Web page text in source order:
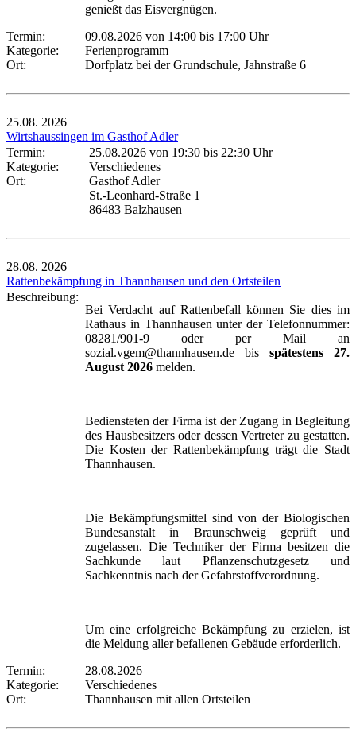
genießt das Eisvergnügen.
Termin:
09.08.2026 von 14:00 bis 17:00 Uhr
Kategorie:
Ferienprogramm
Ort:
Dorfplatz bei der Grundschule, Jahnstraße 6
25.08. 2026
Wirtshaussingen im Gasthof Adler
Termin:
25.08.2026 von 19:30 bis 22:30 Uhr
Kategorie:
Verschiedenes
Ort:
Gasthof Adler
St.-Leonhard-Straße 1
86483 Balzhausen
28.08. 2026
Rattenbekämpfung in Thannhausen und den Ortsteilen
Beschreibung:
Bei Verdacht auf Rattenbefall können Sie dies im
Rathaus in Thannhausen unter der Telefonnummer:
08281/901-9 oder per Mail an
sozial.vgem@thannhausen.de bis spätestens 27.
August 2026 melden.
Bediensteten der Firma ist der Zugang in Begleitung
des Hausbesitzers oder dessen Vertreter zu gestatten.
Die Kosten der Rattenbekämpfung trägt die Stadt
Thannhausen.
Die Bekämpfungsmittel sind von der Biologischen
Bundesanstalt in Braunschweig geprüft und
zugelassen. Die Techniker der Firma besitzen die
Sachkunde laut Pflanzenschutzgesetz und
Sachkenntnis nach der Gefahrstoffverordnung.
Um eine erfolgreiche Bekämpfung zu erzielen, ist
die Meldung aller befallenen Gebäude erforderlich.
Termin:
28.08.2026
Kategorie:
Verschiedenes
Ort:
Thannhausen mit allen Ortsteilen